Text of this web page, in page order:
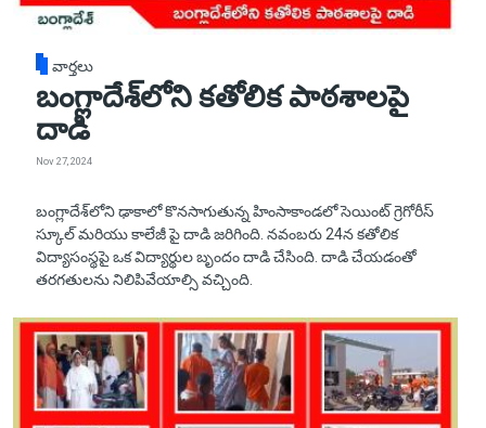
వార్తలు
బంగ్లాదేశ్‌లోని కతోలిక పాఠశాలపై
దాడి
Nov 27, 2024
బంగ్లాదేశ్‌లోని ఢాకాలో కొనసాగుతున్న హింసాకాండలో సెయింట్ గ్రెగోరీస్
స్కూల్ మరియు కాలేజీ పై దాడి జరిగింది. నవంబరు 24న కతోలిక
విద్యాసంస్థపై ఒక విద్యార్థుల బృందం దాడి చేసింది. దాడి చేయడంతో
తరగతులను నిలిపివేయాల్సి వచ్చింది.